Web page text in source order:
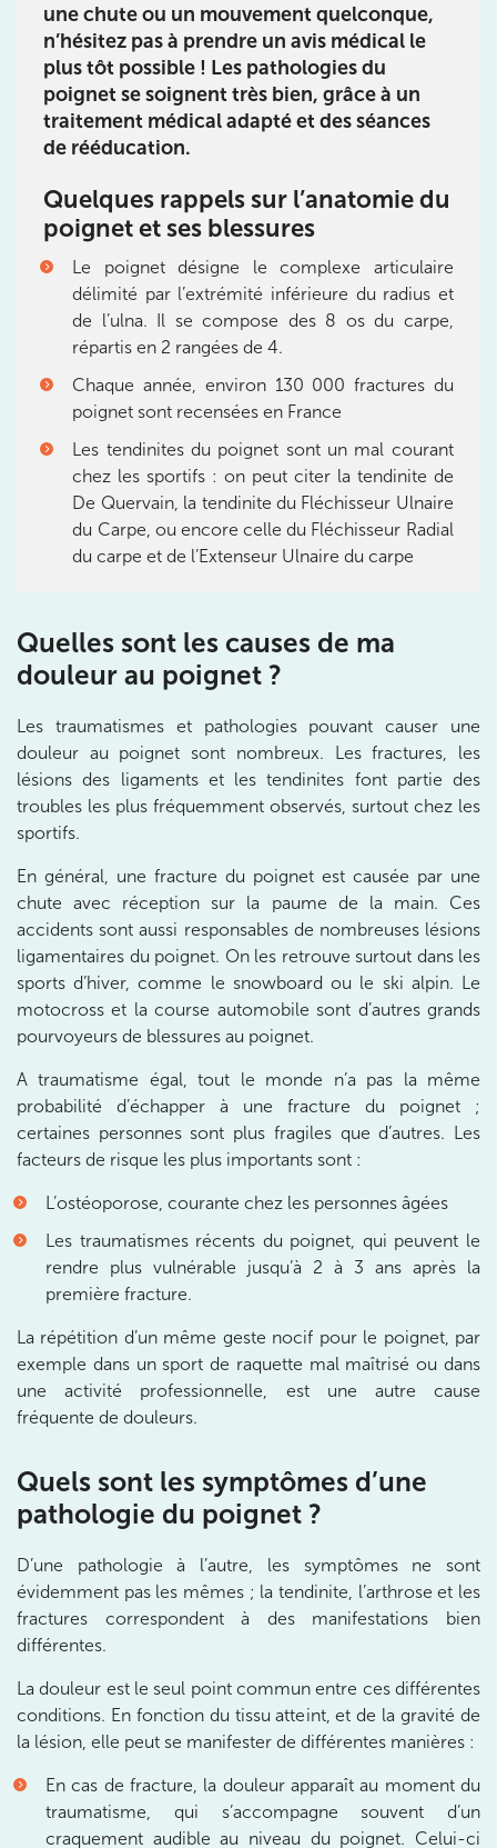
une chute ou un mouvement quelconque,
n’hésitez pas à prendre un avis médical le
plus tôt possible ! Les pathologies du
poignet se soignent très bien, grâce à un
traitement médical adapté et des séances
de rééducation.
Quelques rappels sur l’anatomie du
poignet et ses blessures
Le poignet désigne le complexe articulaire
délimité par l’extrémité inférieure du radius et
de l’ulna. Il se compose des 8 os du carpe,
répartis en 2 rangées de 4.
Chaque année, environ 130 000 fractures du
poignet sont recensées en France
Les tendinites du poignet sont un mal courant
chez les sportifs : on peut citer la tendinite de
De Quervain, la tendinite du Fléchisseur Ulnaire
du Carpe, ou encore celle du Fléchisseur Radial
du carpe et de l’Extenseur Ulnaire du carpe
Quelles sont les causes de ma
douleur au poignet ?
Les traumatismes et pathologies pouvant causer une
douleur au poignet sont nombreux. Les fractures, les
lésions des ligaments et les tendinites font partie des
troubles les plus fréquemment observés, surtout chez les
sportifs.
En général, une fracture du poignet est causée par une
chute avec réception sur la paume de la main. Ces
accidents sont aussi responsables de nombreuses lésions
ligamentaires du poignet. On les retrouve surtout dans les
sports d’hiver, comme le snowboard ou le ski alpin. Le
motocross et la course automobile sont d’autres grands
pourvoyeurs de blessures au poignet.
A traumatisme égal, tout le monde n’a pas la même
probabilité d’échapper à une fracture du poignet ;
certaines personnes sont plus fragiles que d’autres. Les
facteurs de risque les plus importants sont :
L’ostéoporose, courante chez les personnes âgées
Les traumatismes récents du poignet, qui peuvent le
rendre plus vulnérable jusqu’à 2 à 3 ans après la
première fracture.
La répétition d’un même geste nocif pour le poignet, par
exemple dans un sport de raquette mal maîtrisé ou dans
une activité professionnelle, est une autre cause
fréquente de douleurs.
Quels sont les symptômes d’une
pathologie du poignet ?
D’une pathologie à l’autre, les symptômes ne sont
évidemment pas les mêmes ; la tendinite, l’arthrose et les
fractures correspondent à des manifestations bien
différentes.
La douleur est le seul point commun entre ces différentes
conditions. En fonction du tissu atteint, et de la gravité de
la lésion, elle peut se manifester de différentes manières :
En cas de fracture, la douleur apparaît au moment du
traumatisme, qui s’accompagne souvent d’un
craquement audible au niveau du poignet. Celui-ci
8 Av. de Camoens 75116 Paris
01 42 15 22 46
Prenez RDV sur
Prenez RDV sur
75015 Paris
Prenez RDV sur
Prenez RDV sur
IK PARIS 6 – CASSETTE
1 Rue Cassette 75006 Paris
1 Rue Cassette 75006 Paris
01 42 84 06 95
Prenez RDV sur
Prenez RDV sur
IK BOULOGNE
3 Av. André Morizet 92100 Boulogne-
Billancourt
3 Av. André Morizet 92100 Boulogne-Billancourt
01 48 25 34 79
Prenez RDV sur
IK CHÂTENAY-MALABRY
380 Av. de la Division Leclerc 92290
Châtenay-Malabry
380 Av. de la Division Leclerc 92290 Châtenay-
01 43 50 05 24
Prenez RDV sur
Prenez RDV sur
IK PARIS 17 – VILLIERS
68 Av. de Villiers 75017 Paris
68 Av. de Villiers 75017 Paris
01 44 90 90 40
Prenez RDV sur
IK PARIS 8 – SAINT-LAZARE
20 Rue de la Pépinière 75008 Paris
01 55 06 05 07
Prenez RDV sur
PARIS 9 – PETRELLE
6 Rue Petrelle 75009 Paris
6 Rue Petrelle 75009 Paris
01 71 97 53 67
Prenez RDV sur
Prenez RDV sur